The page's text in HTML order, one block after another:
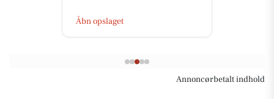
Åbn opslaget
Annoncørbetalt indhold